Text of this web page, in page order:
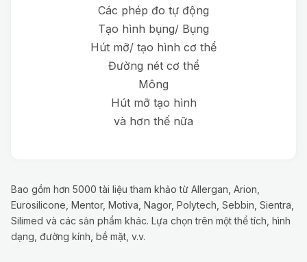
Các phép đo tự động
Tạo hình bụng/ Bụng
Hút mỡ/ tạo hình cơ thể
Đường nét cơ thể
Mông
Hút mỡ tạo hình
và hơn thế nữa
Bao gồm hơn 5000 tài liệu tham khảo từ Allergan, Arion,
Eurosilicone, Mentor, Motiva, Nagor, Polytech, Sebbin, Sientra,
Silimed và các sản phẩm khác. Lựa chọn trên một thể tích, hình
dạng, đường kính, bề mặt, v.v.